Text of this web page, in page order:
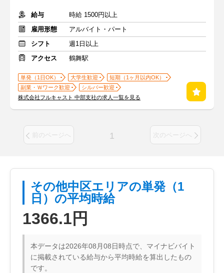
給与
時給 1500円以上
雇用形態
アルバイト・パート
シフト
週1日以上
アクセス
鶴舞駅
単発（1日OK） 大学生歓迎
短期（1ヶ月以内OK）
副業・Ｗワーク歓迎
シルバー歓迎
株式会社フルキャスト 中部支社の求人一覧を見る
前のページへ 1 次のページへ
その他中区エリアの単発（1
日）の平均時給
1366.1円
本データは2026年08月08日時点で、マイナビバイト
に掲載されている給与から平均時給を算出したもの
です。